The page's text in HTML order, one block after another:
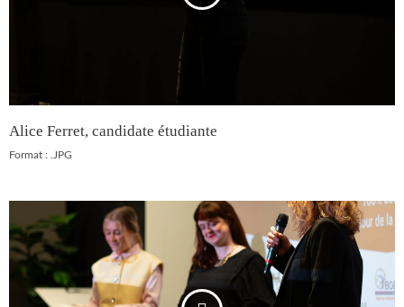
Alice Ferret, candidate étudiante
Format : .JPG